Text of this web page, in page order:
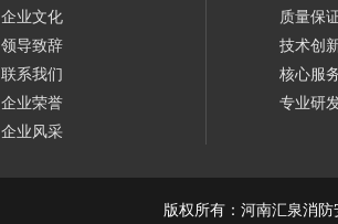
企业文化
领导致辞
联系我们
企业荣誉
企业风采
质量保
技术创
核心服
专业研
版权所有：河南汇泉消